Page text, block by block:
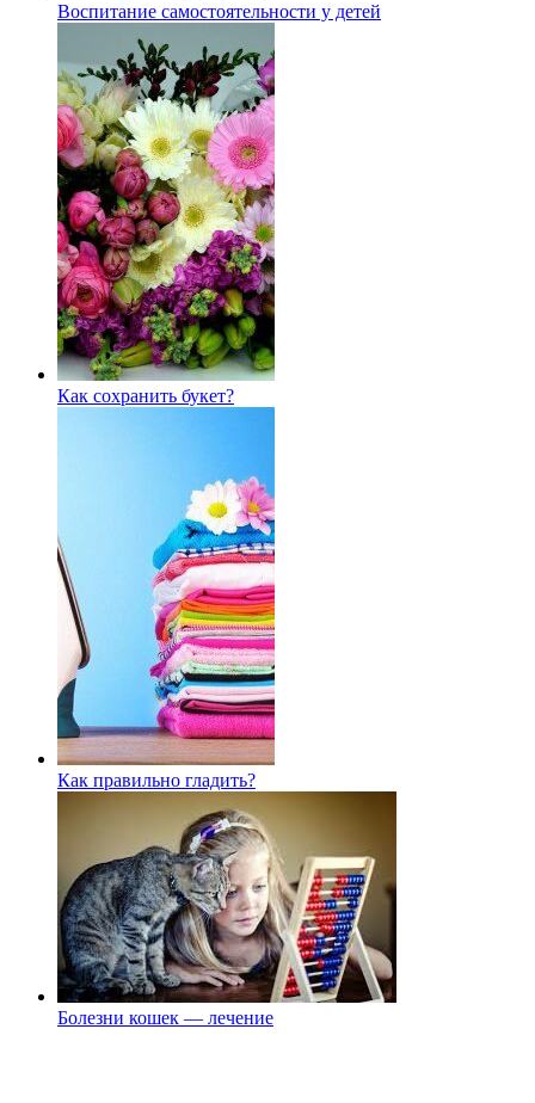
Воспитание самостоятельности у детей
Как сохранить букет?
Как правильно гладить?
Болезни кошек — лечение